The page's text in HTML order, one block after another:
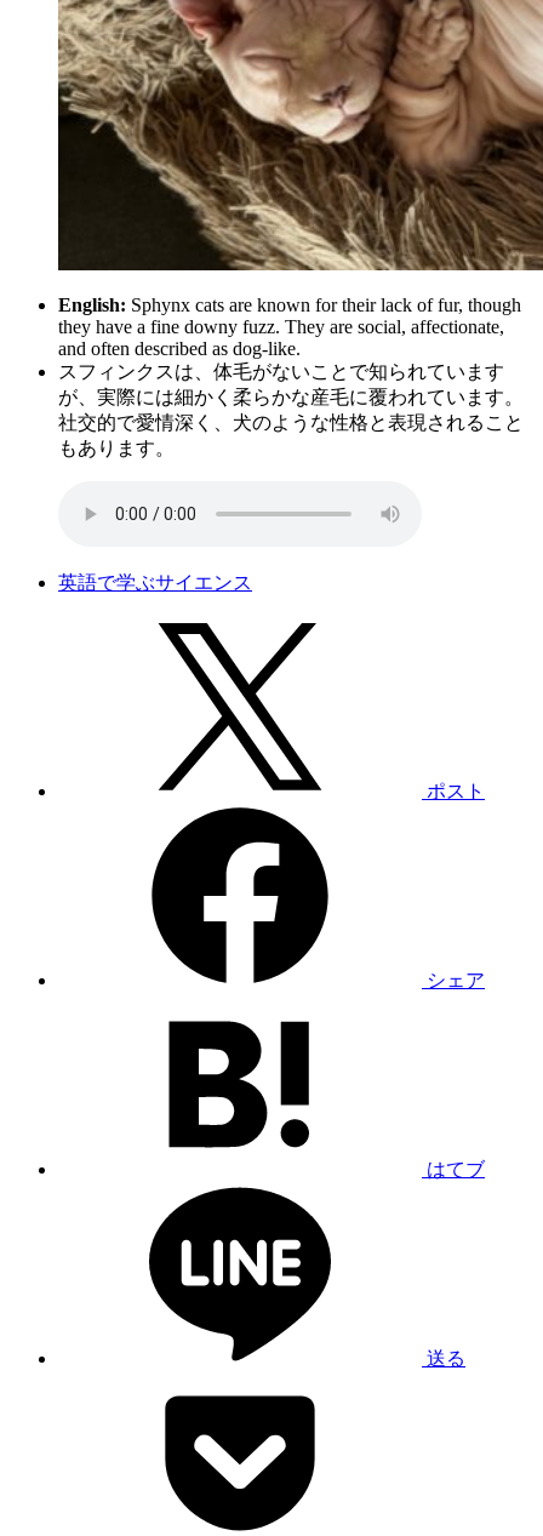
English: Sphynx cats are known for their lack of fur, though
they have a fine downy fuzz. They are social, affectionate,
and often described as dog-like.
スフィンクスは、体毛がないことで知られています
が、実際には細かく柔らかな産毛に覆われています。
社交的で愛情深く、犬のような性格と表現されること
もあります。
英語で学ぶサイエンス
ポスト
シェア
はてブ
送る